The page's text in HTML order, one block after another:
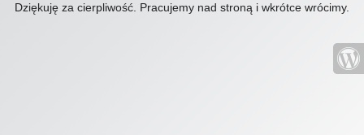
Dziękuję za cierpliwość. Pracujemy nad stroną i wkrótce wrócimy.